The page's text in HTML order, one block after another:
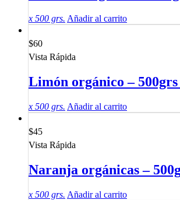
x 500 grs. Añadir al carrito
$60
Vista Rápida
Limón orgánico – 500grs
x 500 grs. Añadir al carrito
$45
Vista Rápida
Naranja orgánicas –
x 500 grs. Añadir al carrito